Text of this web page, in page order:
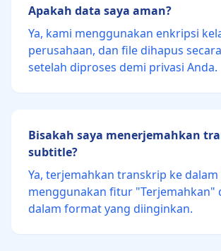
Apakah data saya aman?
Ya, kami menggunakan enkripsi
perusahaan, dan file dihapus
setelah diproses demi privasi Anda.
Bisakah saya menerjemahkan
subtitle?
Ya, terjemahkan transkrip ke dalam
menggunakan fitur "Terjemahkan"
dalam format yang diinginkan.